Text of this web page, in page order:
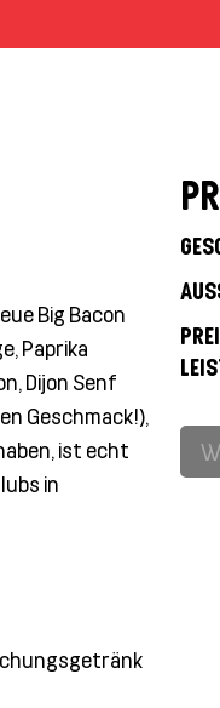
Big Bacon
Paprika
Dijon Senf
Geschmack!),
ist echt
in